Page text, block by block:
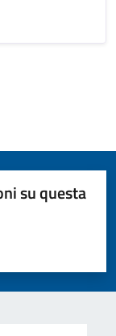
su questa